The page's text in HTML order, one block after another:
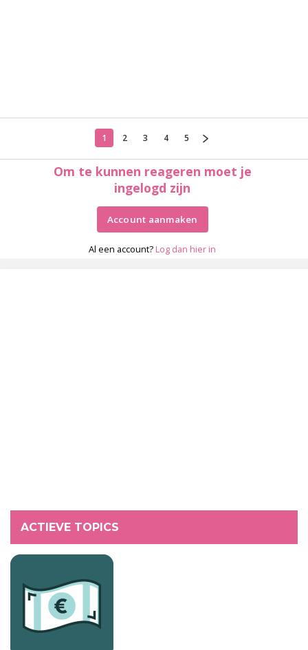
1 2 3 4 5
Om te kunnen reageren moet je
ingelogd zijn
Account aanmaken
Al een account? Log dan hier in
ACTIEVE TOPICS